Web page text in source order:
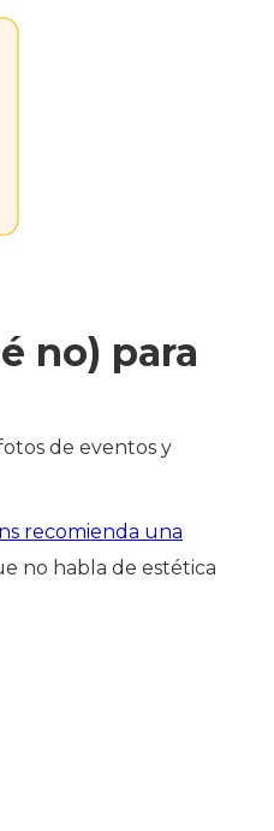
no) para
de eventos y
recomienda una
no habla de estética